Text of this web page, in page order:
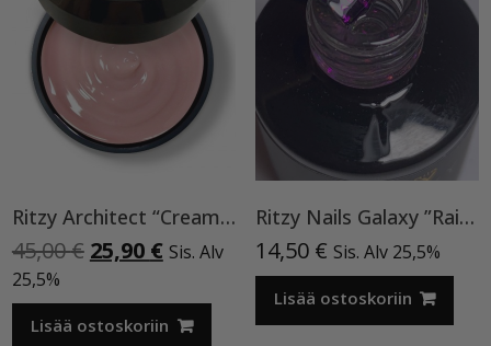
Ritzy Architect “Cream” rakennegeeli,50ml
45,00€ Alkuperäinen
oli:
45,00 €.
25,90 €Nykyinen
on:
25,90 €.
Sis. Alv
25,5%
Lisää ostoskoriin
Ritzy Nails Galaxy ”Rainbow” 8ml
14,50 € Sis. Alv 25,5%
Lisää ostoskoriin